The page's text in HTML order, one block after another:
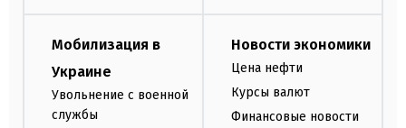
Мобилизация в
Украине
Увольнение с военной
службы
Новости экономики
Цена нефти
Курсы валют
Финансовые новости